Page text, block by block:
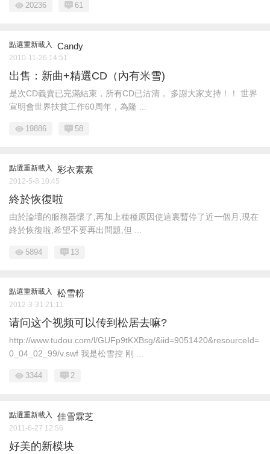
20236 61
點選重新載入 Candy
2010-11-26 14:51
出售：新曲+精選CD（內有米雪)
是次CD義賣已完滿結束，所有CD已沽清， 多謝大家支持！！ 世界
宣明會世界扶貧工作60周年，為隆 ...
19886 58
點選重新載入 彩衣素素
2012-5-8 10:45
終於恢復啦
由於論壇的服務器懷了,再加上種種原因使這裏暫停了近一個月,現在
終於恢復啦,希望不要再出問題,但 ...
5894 13
點選重新載入 松雪粉
2012-3-31 21:11
请问这个视频可以传到松居去嘛?
http://www.tudou.com/l/GUFp9tKXBsg/&iid=9051420&resourceId=
0_04_02_99/v.swf 我是松雪控 刚 ...
3344 2
點選重新載入 佳雪霖芝
2011-6-27 12:56
好美的新模块